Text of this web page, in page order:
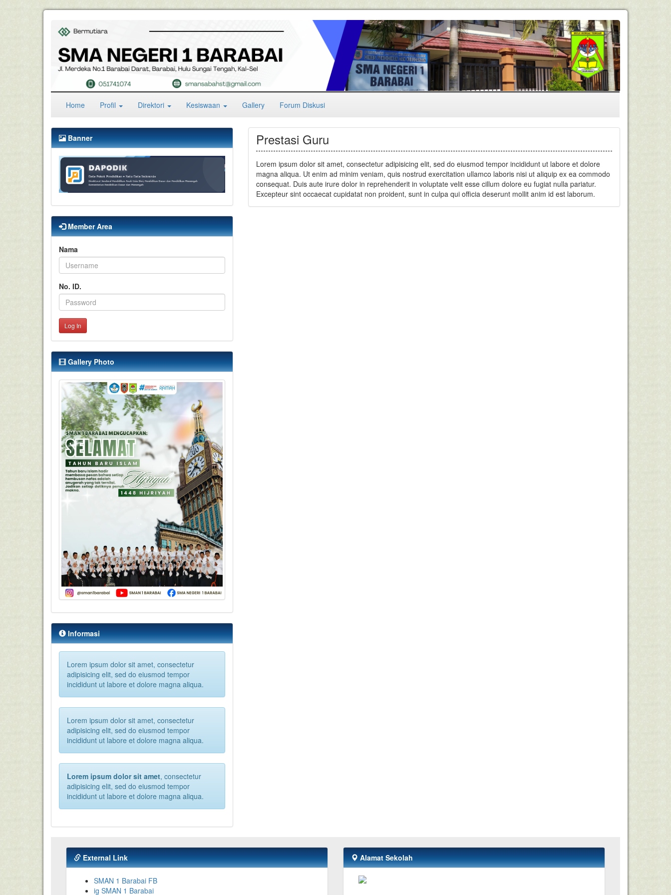
Home(current)
Profil Direktori Kesiswaan Gallery Forum Diskusi
Banner
Member Area
Nama
No. ID.
Log In
Gallery Photo
Informasi
Lorem ipsum dolor sit amet, consectetur
adipisicing elit, sed do eiusmod tempor
incididunt ut labore et dolore magna aliqua.
Lorem ipsum dolor sit amet, consectetur
adipisicing elit, sed do eiusmod tempor
incididunt ut labore et dolore magna aliqua.
Lorem ipsum dolor sit amet, consectetur
adipisicing elit, sed do eiusmod tempor
incididunt ut labore et dolore magna aliqua.
Prestasi Guru
Lorem ipsum dolor sit amet, consectetur adipisicing elit, sed do eiusmod tempor incididunt ut labore et dolore
magna aliqua. Ut enim ad minim veniam, quis nostrud exercitation ullamco laboris nisi ut aliquip ex ea commodo
consequat. Duis aute irure dolor in reprehenderit in voluptate velit esse cillum dolore eu fugiat nulla pariatur.
Excepteur sint occaecat cupidatat non proident, sunt in culpa qui officia deserunt mollit anim id est laborum.
External Link
SMAN 1 Barabai FB
ig SMAN 1 Barabai
Alamat Sekolah